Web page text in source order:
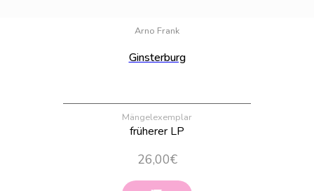
Arno Frank
Ginsterburg
Mängelexemplar
früherer LP
26,00€